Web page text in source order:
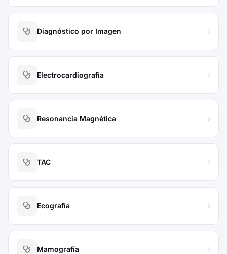
Diagnóstico por Imagen
Electrocardiografía
Resonancia Magnética
TAC
Ecografía
Mamografía